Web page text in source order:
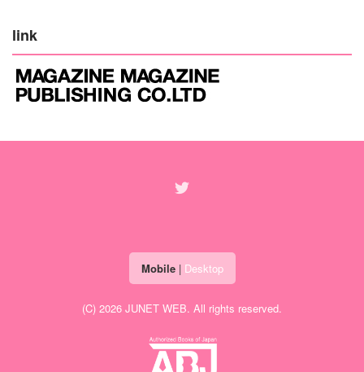
link
Mobile| Desktop
(C) 2026 JUNET WEB. All rights reserved.